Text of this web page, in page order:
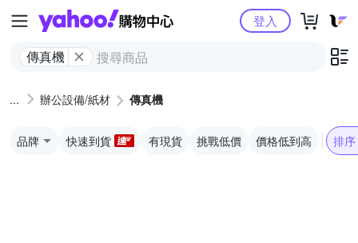
Yahoo購物中心
傳真機
登入
辦公設備/紙材 傳真機
品牌 快速到貨 有現貨 挑戰低價 價格低到高 排序